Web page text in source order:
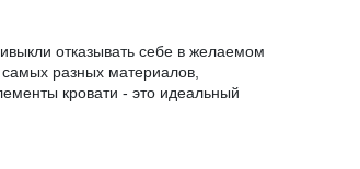
отказывать себе в желаемом
разных материалов,
кровати - это идеальный